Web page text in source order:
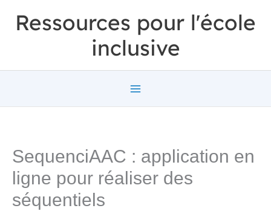
Ressources pour l'école
inclusive
SequenciAAC : application en
ligne pour réaliser des
séquentiels